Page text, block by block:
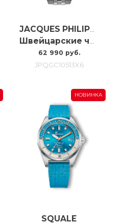
JACQUES PHILIPPE
62 990 руб.
JPQGC10513X6
НОВИНКА
SQUALE